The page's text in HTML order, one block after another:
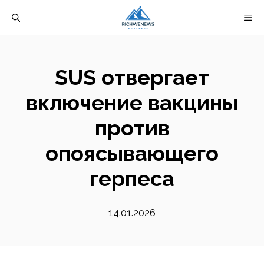
SUS отвергает
включение вакцины
против
опоясывающего
герпеса
14.01.2026